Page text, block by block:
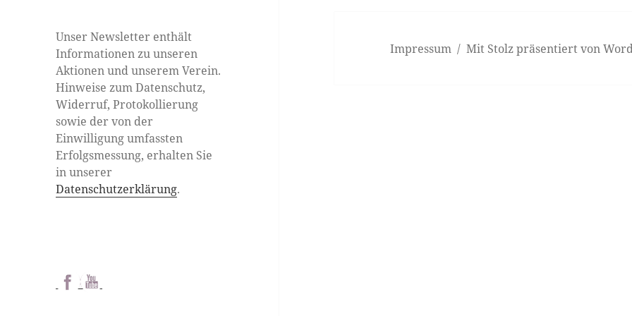
Unser Newsletter enthält
Informationen zu unseren
Aktionen und unserem Verein.
Hinweise zum Datenschutz,
Widerruf, Protokollierung
sowie der von der
Einwilligung umfassten
Erfolgsmessung, erhalten Sie
in unserer
Datenschutzerklärung.
Impressum Mit Stolz präsentiert von